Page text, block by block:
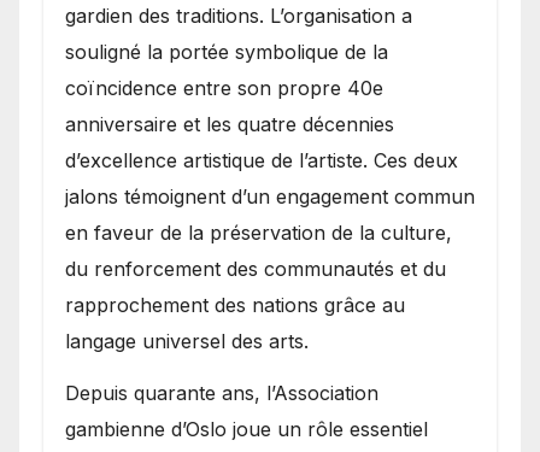
gardien des traditions. L’organisation a
souligné la portée symbolique de la
coïncidence entre son propre 40e
anniversaire et les quatre décennies
d’excellence artistique de l’artiste. Ces deux
jalons témoignent d’un engagement commun
en faveur de la préservation de la culture,
du renforcement des communautés et du
rapprochement des nations grâce au
langage universel des arts.
​Depuis quarante ans, l’Association
gambienne d’Oslo joue un rôle essentiel